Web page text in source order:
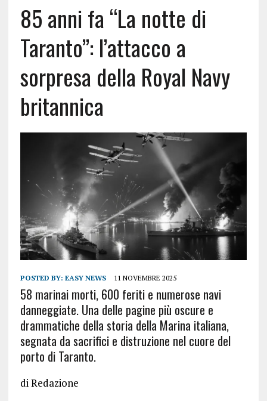
85 anni fa “La notte di
Taranto”: l’attacco a
sorpresa della Royal Navy
britannica
POSTED BY: EASY NEWS 11 NOVEMBRE 2025
58 marinai morti, 600 feriti e numerose navi
danneggiate. Una delle pagine più oscure e
drammatiche della storia della Marina italiana,
segnata da sacrifici e distruzione nel cuore del
porto di Taranto.
di Redazione